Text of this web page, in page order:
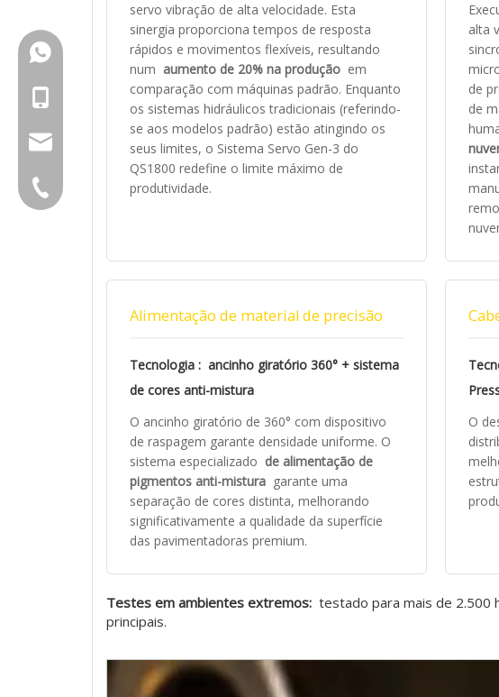
servo vibração de alta velocidade. Esta
sinergia proporciona tempos de resposta
rápidos e movimentos flexíveis, resultando
num aumento de 20% na produção em
comparação com máquinas padrão. Enquanto
os sistemas hidráulicos tradicionais (referindo-
se aos modelos padrão) estão atingindo os
seus limites, o Sistema Servo Gen-3 do
QS1800 redefine o limite máximo de
produtividade.
alta
de
de
Alimentação de material de precisão
Tecnologia : ancinho giratório 360° + sistema
de cores anti-mistura
O ancinho giratório de 360° com dispositivo
de raspagem garante densidade uniforme. O
sistema especializado de alimentação de
pigmentos anti-mistura garante uma
separação de cores distinta, melhorando
significativamente a qualidade da superfície
das pavimentadoras premium.
O
Testes em ambientes extremos: testado para mais de 2.500
principais.
+86-18150503129
+86-18150503129
group@qunfeng.com
+86-595 22356789